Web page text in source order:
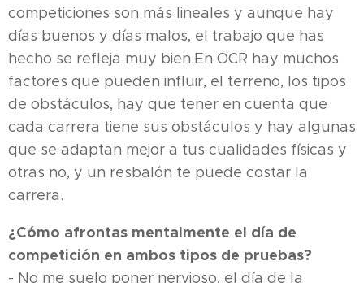
competiciones son más lineales y aunque hay
días buenos y días malos, el trabajo que has
hecho se refleja muy bien.En OCR hay muchos
factores que pueden influir, el terreno, los tipos
de obstáculos, hay que tener en cuenta que
cada carrera tiene sus obstáculos y hay algunas
que se adaptan mejor a tus cualidades físicas y
otras no, y un resbalón te puede costar la
carrera.
¿Cómo afrontas mentalmente el día de
competición en ambos tipos de pruebas?
- No me suelo poner nervioso, el día de la